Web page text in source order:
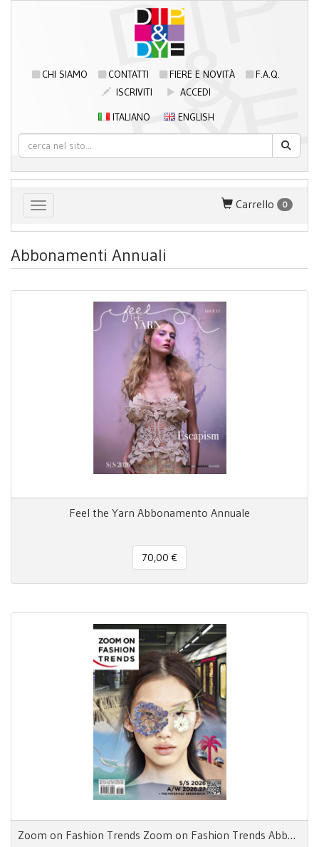
CHI SIAMO CONTATTI FIERE E NOVITÀ
F.A.Q.
ISCRIVITI
ACCEDI
ITALIANO
ENGLISH
Toggle navigation Carrello 0
Abbonamenti Annuali
Feel the Yarn Abbonamento Annuale
70,00 €
Zoom on Fashion Trends Zoom on Fashion Trends Abbonamento Annuale